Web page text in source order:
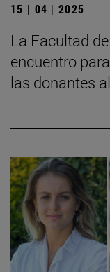
15 | 04 | 2025
La Facultad
encuentro
las donantes